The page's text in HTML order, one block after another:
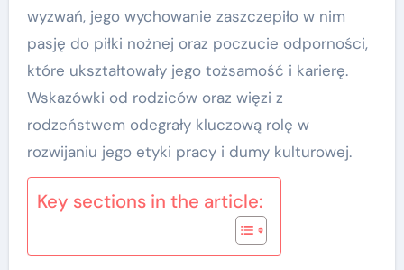
wyzwań, jego wychowanie zaszczepiło w nim
pasję do piłki nożnej oraz poczucie odporności,
które ukształtowały jego tożsamość i karierę.
Wskazówki od rodziców oraz więzi z
rodzeństwem odegrały kluczową rolę w
rozwijaniu jego etyki pracy i dumy kulturowej.
Key sections in the article: